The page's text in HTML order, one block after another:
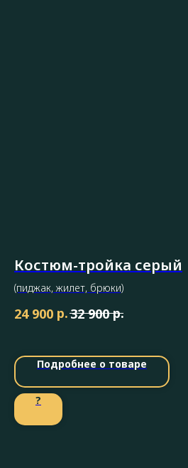
Костюм-тройка серый
(пиджак, жилет, брюки)
24 900 р.32 900 р.
Подробнее о товаре
?